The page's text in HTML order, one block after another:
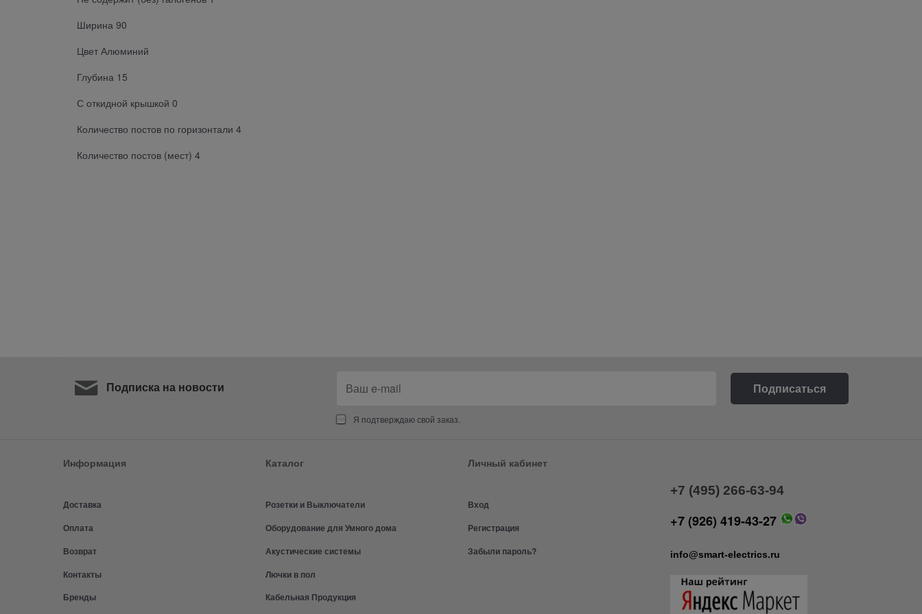
Ширина 90
Цвет Алюминий
Глубина 15
С откидной крышкой 0
Количество постов по горизонтали 4
Количество постов (мест) 4
Подписка на новости
Я подтверждаю свой заказ.
Информация
Доставка
Оплата
Возврат
Контакты
Бренды
Каталог
Розетки и Выключатели
Оборудование для Умного дома
Акустические системы
Лючки в пол
Кабельная Продукция
Личный кабинет
Вход
Регистрация
Забыли пароль?
+7 (495) 266-63-94
+7 (926) 419-43-27
info@smart-electrics.ru